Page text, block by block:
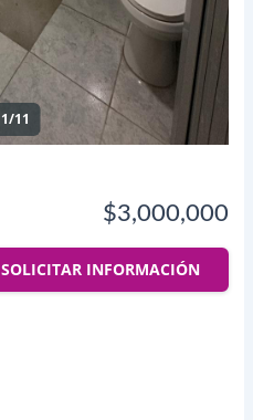
1/11
$3,000,000
SOLICITAR INFORMACIÓN